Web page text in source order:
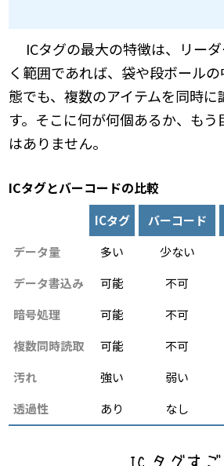
ICタグの最大の特徴は、リー
く範囲であれば、袋や段ボール
態でも、複数のアイテムを同時に
す。そこに何が何個あるか、も
はありません。
ICタグとバーコードの比較
ICタグ バーコード
データ量
多い 少ない
データ書込み
可能 不可
暗号処理
可能 不可
複数同時読取
可能 不可
汚れ
強い 弱い
透過性
あり なし